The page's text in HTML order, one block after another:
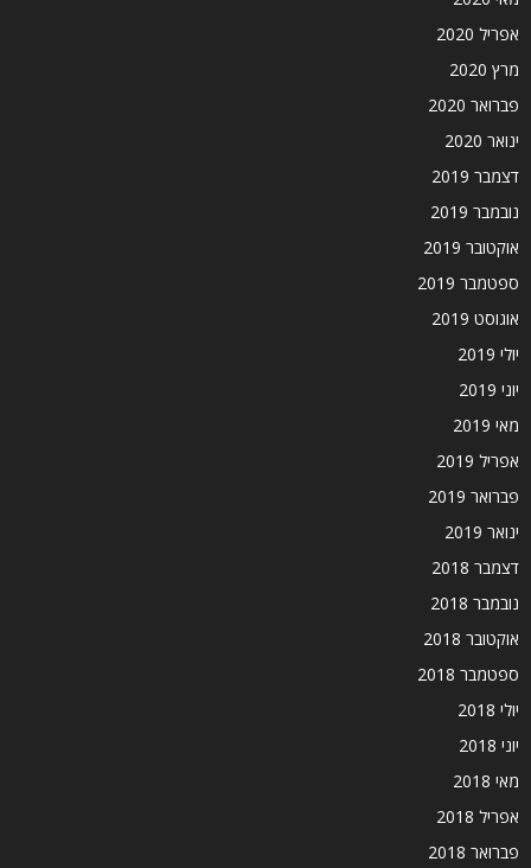
אפריל 2020
מרץ 2020
פברואר 2020
ינואר 2020
דצמבר 2019
נובמבר 2019
אוקטובר 2019
ספטמבר 2019
אוגוסט 2019
יולי 2019
יוני 2019
מאי 2019
אפריל 2019
פברואר 2019
ינואר 2019
דצמבר 2018
נובמבר 2018
אוקטובר 2018
ספטמבר 2018
יולי 2018
יוני 2018
מאי 2018
אפריל 2018
פברואר 2018